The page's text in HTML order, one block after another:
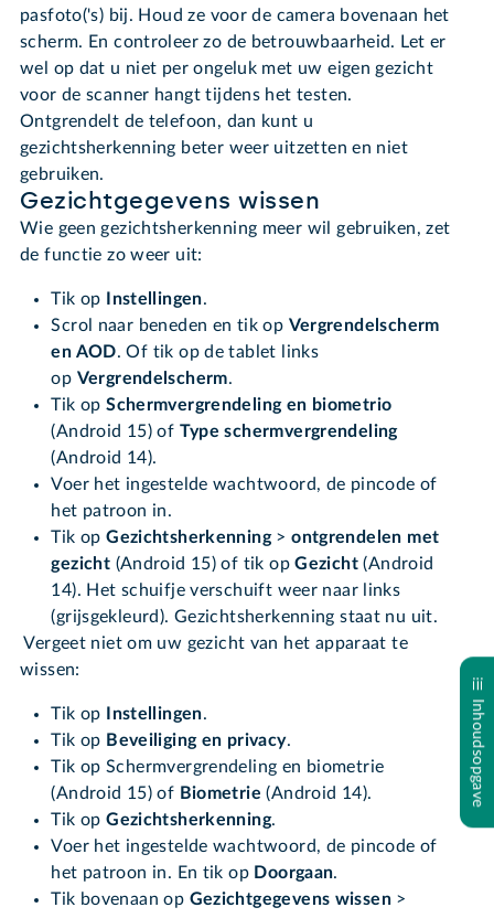
pasfoto('s) bij. Houd ze voor de camera bovenaan het
scherm. En controleer zo de betrouwbaarheid. Let er
wel op dat u niet per ongeluk met uw eigen gezicht
voor de scanner hangt tijdens het testen.
Ontgrendelt de telefoon, dan kunt u
gezichtsherkenning beter weer uitzetten en niet
gebruiken.
Gezichtgegevens wissen
Wie geen gezichtsherkenning meer wil gebruiken, zet
de functie zo weer uit:
Tik op Instellingen.
Scrol naar beneden en tik op Vergrendelscherm
en AOD. Of tik op de tablet links
op Vergrendelscherm.
Tik opSchermvergrendeling en biometrio
(Android 15) of Type schermvergrendeling
(Android 14).
Voer het ingestelde wachtwoord, de pincode of
het patroon in.
Tik opGezichtsherkenning>ontgrendelen met
gezicht (Android 15) of tik opGezicht (Android
14). Het schuifje verschuift weer naar links
(grijsgekleurd). Gezichtsherkenning staat nu uit.
Vergeet niet om uw gezicht van het apparaat te
wissen:
Tik op Instellingen.
Tik op Beveiliging en privacy.
Tik op Schermvergrendeling en biometrie
(Android 15) of Biometrie (Android 14).
Tik opGezichtsherkenning.
Voer het ingestelde wachtwoord, de pincode of
het patroon in. En tik op Doorgaan.
Tik bovenaan op Gezichtgegevens wissen>
Inhoudsopgave